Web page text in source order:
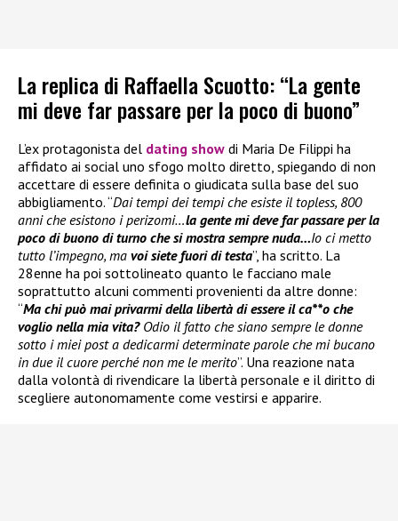
La replica di Raffaella Scuotto: “La gente
mi deve far passare per la poco di buono”
L’ex protagonista del dating show di Maria De Filippi ha
affidato ai social uno sfogo molto diretto, spiegando di non
accettare di essere definita o giudicata sulla base del suo
abbigliamento. “Dai tempi dei tempi che esiste il topless, 800
anni che esistono i perizomi…la gente mi deve far passare per la
poco di buono di turno che si mostra sempre nuda…Io ci metto
tutto l’impegno, ma voi siete fuori di testa”, ha scritto. La
28enne ha poi sottolineato quanto le facciano male
soprattutto alcuni commenti provenienti da altre donne:
“Ma chi può mai privarmi della libertà di essere il ca**o che
voglio nella mia vita? Odio il fatto che siano sempre le donne
sotto i miei post a dedicarmi determinate parole che mi bucano
in due il cuore perché non me le merito”. Una reazione nata
dalla volontà di rivendicare la libertà personale e il diritto di
scegliere autonomamente come vestirsi e apparire.